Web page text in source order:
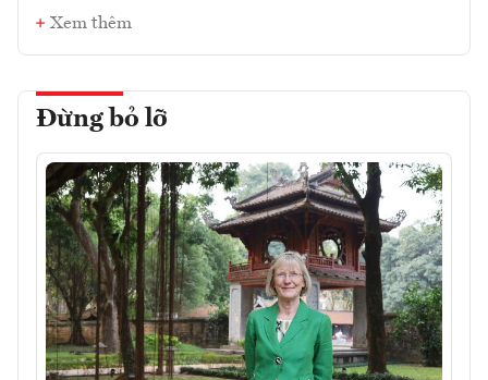
Xem thêm
Đừng bỏ lỡ